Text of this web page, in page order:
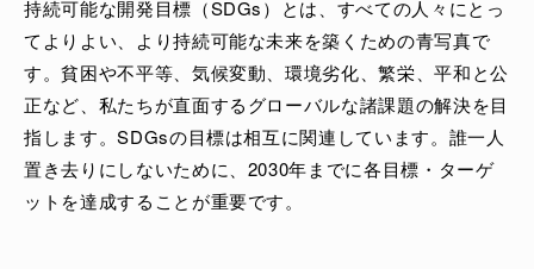
持続可能な開発目標（SDGs）とは、すべての人々にとっ
てよりよい、より持続可能な未来を築くための⻘写真で
す。貧困や不平等、気候変動、環境劣化、繁栄、平和と公
正など、私たちが直面するグローバルな諸課題の解決を目
指します。SDGsの目標は相互に関連しています。誰一人
置き去りにしないために、2030年までに各目標・ターゲ
ットを達成することが重要です。